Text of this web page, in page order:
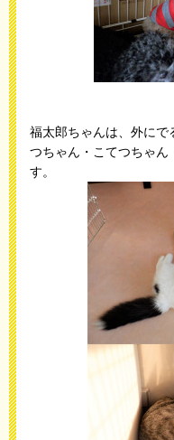
福太郎ちゃんは、外にで
つちゃん・こてつちゃ
す。